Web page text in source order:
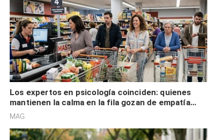
Los expertos en psicología coinciden: quienes
mantienen la calma en la fila gozan de empatía
cognitiva, gratitud y no solo tienen autocontrol
MAG.